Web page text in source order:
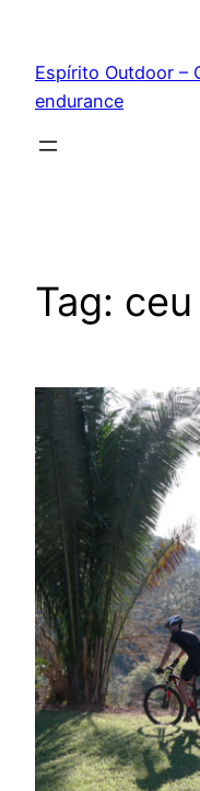
conteúdo
Espírito Outdoor –
endurance
Tag: ceu